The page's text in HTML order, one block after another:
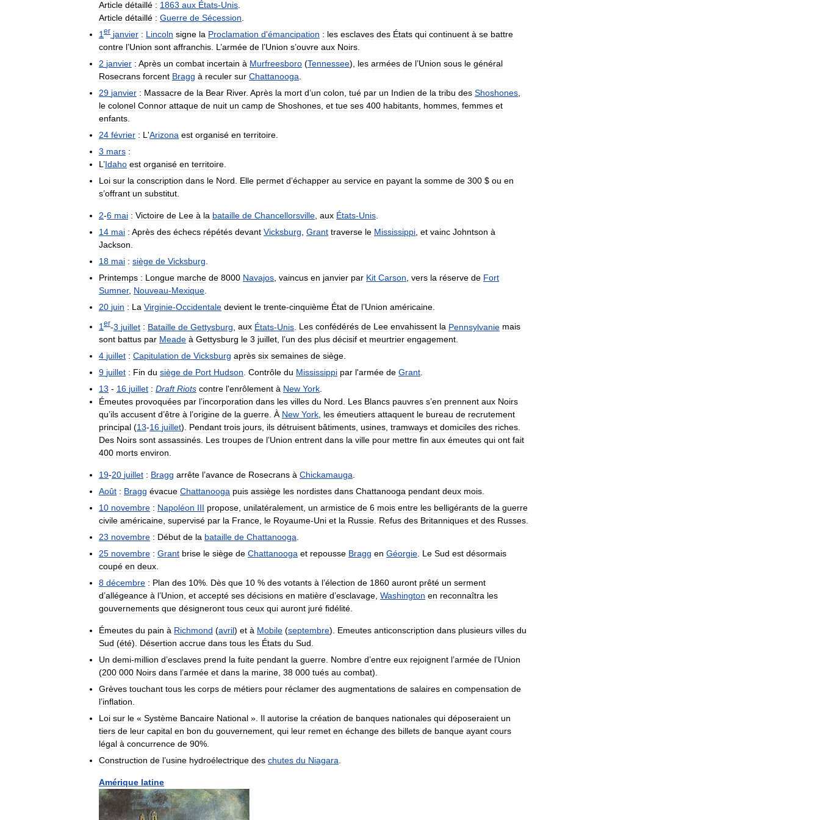
Article détaillé : 1863 aux États-Unis
Article détaillé : Guerre de Sécession
1 er janvier : Lincoln signe la Proclamation d'émancipation : les esclaves des États qui continuent à se battre
contre l’Union sont affranchis L ’armée de l’Union s’ouvre aux Noirs
2 janvier : Après un combat incertain à Murfreesboro (Tennessee), les armées de l’Union sous le général
Rosecrans forcent Bragg à reculer sur Chattanooga
29 janvier : Massacre de la Bear River. Après la mort d’un colon tué par un Indien de la tribu des Shoshones
le colonel Connor attaque de nuit un camp de Shoshones et tue ses 400 habitants hommes femmes et
enfants
24 février : L 'Arizona est organisé en territoire
3 mars :
L ’Idaho est organisé en territoire
Loi sur la conscription dans le Nord Elle permet d’échapper au service en payant la somme de 300 $ ou en
s’offrant un substitut
2-6 mai : Victoire de Lee à la bataille de Chancellorsville aux États-Unis
14 mai : Après des échecs répétés devant Vicksburg Grant traverse le Mississippi et vainc Johntson à
Jackson
18 mai : siège de Vicksburg
Printemps : Longue marche de 8000 Navajos vaincus en janvier par Kit Carson vers la réserve de Fort
Sumner, Nouveau-Mexique
20 juin : La Virginie-Occidentale devient le trente-cinquième État de l’Union américaine
1er-3 juillet : Bataille de Gettysburg aux États-Unis Les confédérés de Lee envahissent la Pennsylvanie mais
sont battus par Meade à Gettysburg le 3 juillet, l’un des plus décisif et meurtrier engagement.
4 juillet : Capitulation de Vicksburg après six semaines de siège.
9 juillet : Fin du siège de Port Hudson. Contrôle du Mississippi par l'armée de Grant.
13 - 16 juillet : Draft Riots contre l'enrôlement à New York.
Émeutes provoquées par l’incorporation dans les villes du Nord. Les Blancs pauvres s’en prennent aux Noirs
qu’ils accusent d’être à l’origine de la guerre. À New York, les émeutiers attaquent le bureau de recrutement
principal (13-16 juillet). Pendant trois jours, ils détruisent bâtiments, usines, tramways et domiciles des riches.
Des Noirs sont assassinés. Les troupes de l’Union entrent dans la ville pour mettre fin aux émeutes qui ont fait
400 morts environ.
19-20 juillet : Bragg arrête l’avance de Rosecrans à Chickamauga.
Août : Bragg évacue Chattanooga puis assiège les nordistes dans Chattanooga pendant deux mois.
10 novembre : Napoléon III propose, unilatéralement, un armistice de 6 mois entre les belligérants de la guerre
civile américaine, supervisé par la France, le Royaume-Uni et la Russie. Refus des Britanniques et des Russes.
23 novembre : Début de la bataille de Chattanooga.
25 novembre : Grant brise le siège de Chattanooga et repousse Bragg en Géorgie. Le Sud est désormais
coupé en deux.
8 décembre : Plan des 10%. Dès que 10 % des votants à l’élection de 1860 auront prêté un serment
d’allégeance à l’Union, et accepté ses décisions en matière d’esclavage, Washington en reconnaîtra les
gouvernements que désigneront tous ceux qui auront juré fidélité.
Émeutes du pain à Richmond (avril) et à Mobile (septembre). Emeutes anticonscription dans plusieurs villes du
Sud (été). Désertion accrue dans tous les États du Sud.
Un demi-million d’esclaves prend la fuite pendant la guerre. Nombre d’entre eux rejoignent l’armée de l’Union
(200 000 Noirs dans l’armée et dans la marine, 38 000 tués au combat).
Grèves touchant tous les corps de métiers pour réclamer des augmentations de salaires en compensation de
l’inflation.
Loi sur le « Système Bancaire National ». Il autorise la création de banques nationales qui déposeraient un
tiers de leur capital en bon du gouvernement, qui leur remet en échange des billets de banque ayant cours
légal à concurrence de 90%.
Construction de l’usine hydroélectrique des chutes du Niagara.
Amérique latine